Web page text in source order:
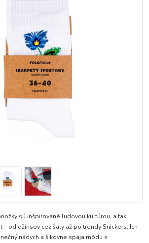
sú inšpirované ľudovou kultúrou, a tak
od džínsov cez šaty až po trendy Snickers. Ich
nádych a šikovne spája módu s